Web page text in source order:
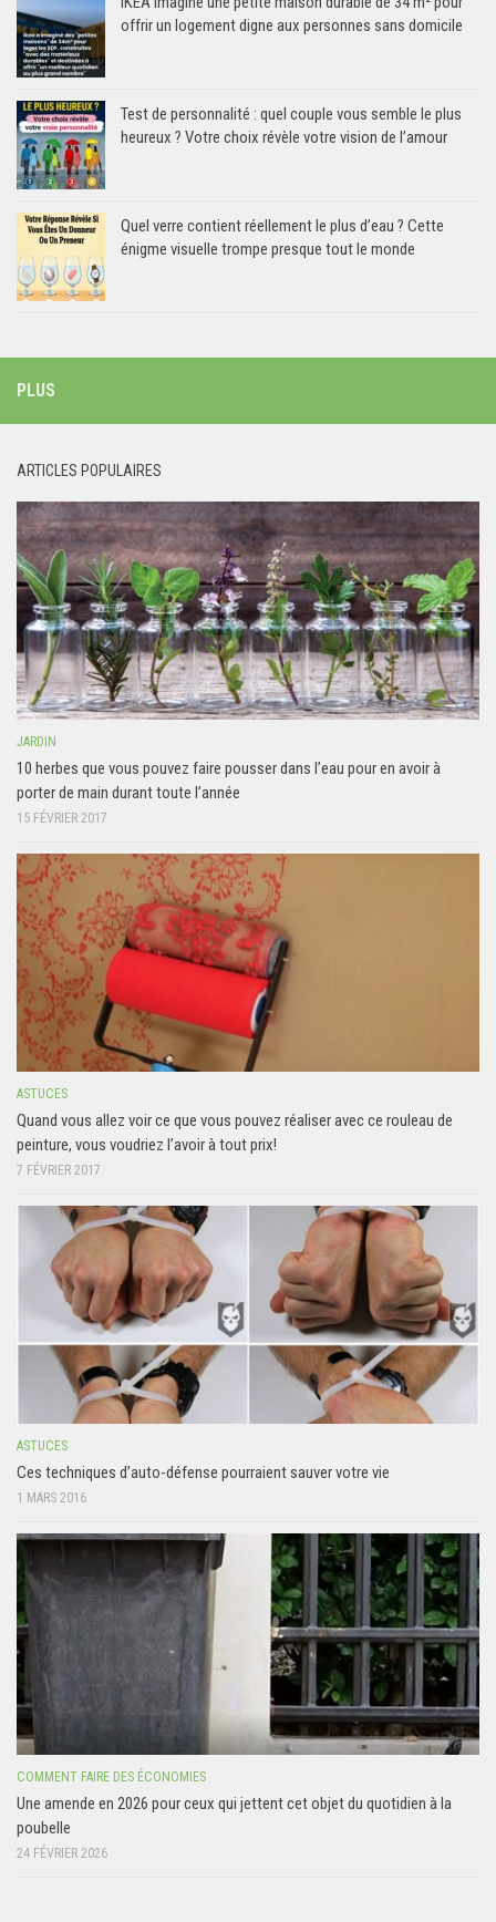
offrir un logement digne aux personnes sans domicile
Test de personnalité : quel couple vous semble le plus
heureux ? Votre choix révèle votre vision de l’amour
Quel verre contient réellement le plus d’eau ? Cette
énigme visuelle trompe presque tout le monde
PLUS
ARTICLES POPULAIRES
JARDIN
10 herbes que vous pouvez faire pousser dans l’eau pour en avoir à
porter de main durant toute l’année
15 FÉVRIER 2017
ASTUCES
Quand vous allez voir ce que vous pouvez réaliser avec ce rouleau de
peinture, vous voudriez l’avoir à tout prix!
7 FÉVRIER 2017
ASTUCES
Ces techniques d’auto-défense pourraient sauver votre vie
1 MARS 2016
COMMENT FAIRE DES ÉCONOMIES
Une amende en 2026 pour ceux qui jettent cet objet du quotidien à la
poubelle
24 FÉVRIER 2026